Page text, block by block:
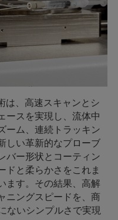
は、高速スキャンとシ
ースを実現し、流体中
ーム、連続トラッキン
しい革新的なプローブ
バー形状とコーティン
ドと柔らかさをこれま
ます。その結果、高解
ニングスピードを、商
ないシンプルさで実現